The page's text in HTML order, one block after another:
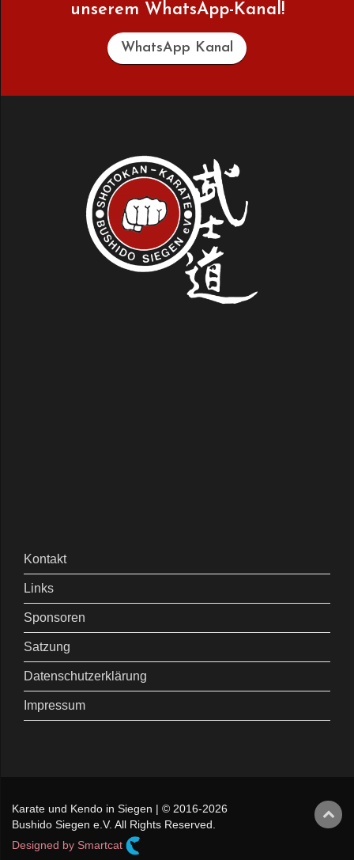
unserem WhatsApp-Kanal!
WhatsApp Kanal
Kontakt
Links
Sponsoren
Satzung
Datenschutzerklärung
Impressum
Karate und Kendo in Siegen | © 2016-2026
Bushido Siegen e.V. All Rights Reserved.
Designed by Smartcat